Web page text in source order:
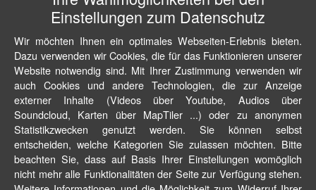
Einstellungen zum Datenschutz
Wir möchten Ihnen ein optimales Webseiten-Erlebnis bieten.
Dazu verwenden wir Cookies, die für das Funktionieren unserer
Website notwendig sind. Mit Ihrer Zustimmung verwenden wir
auch Cookies und andere Technologien, die zur Anzeige
externer Inhalte (Videos über Youtube, Audios über
Soundcloud, Karten über MapTiler ...) oder zu anonymen
Statistikzwecken genutzt werden. Sie können selbst
entscheiden, welche Kategorien Sie zulassen möchten. Bitte
beachten Sie, dass auf Basis Ihrer Einstellungen womöglich
nicht mehr alle Funktionalitäten der Seite zur Verfügung stehen.